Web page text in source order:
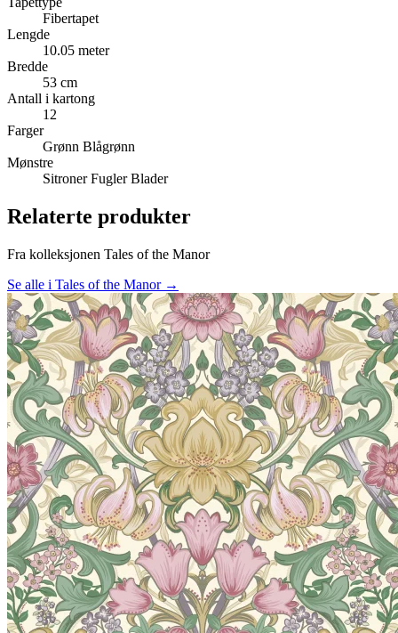
Fibertapet
Lengde
10.05 meter
Bredde
53 cm
Antall i kartong
12
Farger
Grønn Blågrønn
Mønstre
SitronerFuglerBlader
Relaterte produkter
Fra kolleksjonen Tales of the Manor
Se alle i Tales of the Manor →